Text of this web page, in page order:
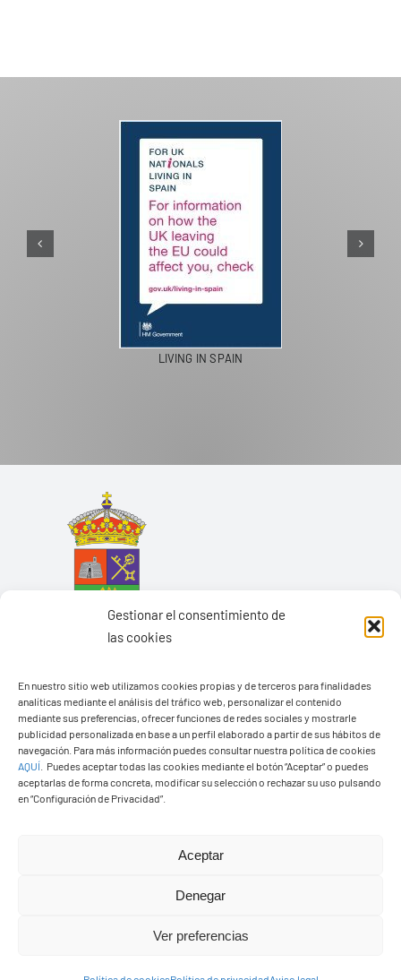
Gestionar el consentimiento de
las cookies
En nuestro sitio web utilizamos cookies propias y de terceros para finalidades
analíticas mediante el análisis del tráfico web, personalizar el contenido
mediante sus preferencias, ofrecer funciones de redes sociales y mostrarle
publicidad personalizada en base a un perfil elaborado a partir de sus hábitos de
navegación. Para más información puedes consultar nuestra política de cookies
AQUÍ
Puedes aceptar todas las cookies mediante el botón “Aceptar” o puedes
aceptarlas de forma concreta, modificar su selección o rechazar su uso pulsando
en “Configuración de Privacidad”.
Aceptar
Denegar
Ver preferencias
PASEOS EN CAMELLO
Ayuntamiento de Yaiza
Pza. de Los Remedios, 1
35570 – Yaiza
Tel:928 83 62 20
derechos reservads